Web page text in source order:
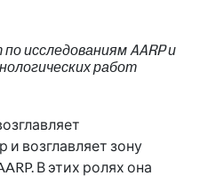
исследованиям AARP и
работ
и возглавляет зону
В этих ролях она